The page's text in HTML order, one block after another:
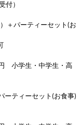
付）
＋パーティーセット(お
　小学生・中学生・高
ーティーセット(お食事)